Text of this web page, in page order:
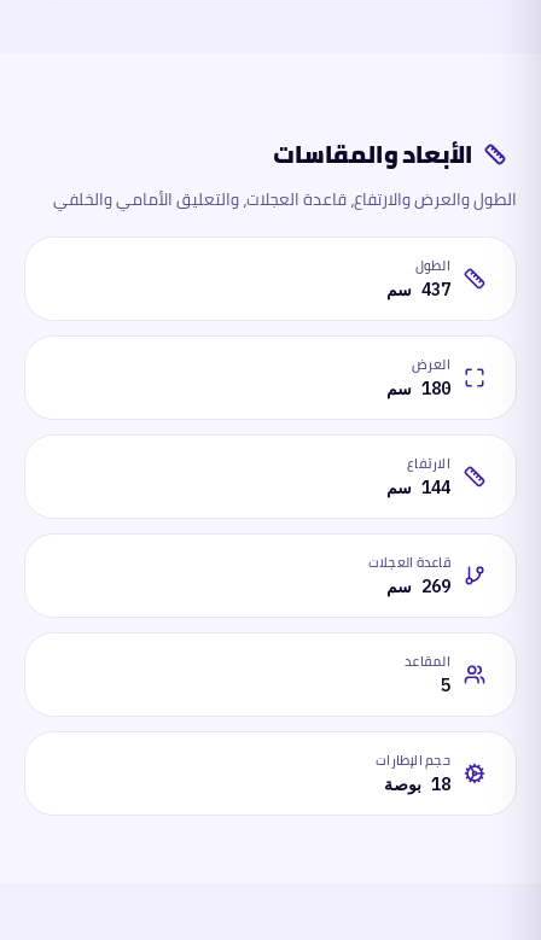
الأبعاد والمقاسات
الطول والعرض والارتفاع، قاعدة العجلات، والتعليق الأمامي والخلفي
الطول
437 سم
العرض
180 سم
الارتفاع
144 سم
قاعدة العجلات
269 سم
المقاعد
5
حجم الإطارات
18 بوصة